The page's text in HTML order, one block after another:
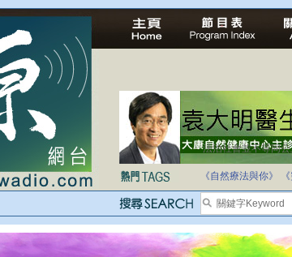
法治社會並不等同
自家教育合法化-推
《自然療法與你》